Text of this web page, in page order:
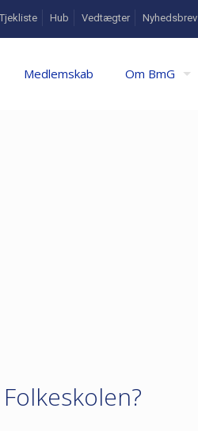
Tjekliste Hub Vedtægter Nyhedsbrev
Medlemskab Om BmG